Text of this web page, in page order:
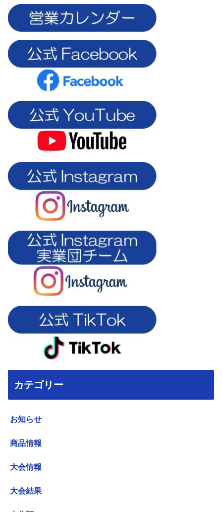
カテゴリー
お知らせ
商品情報
大会情報
大会結果